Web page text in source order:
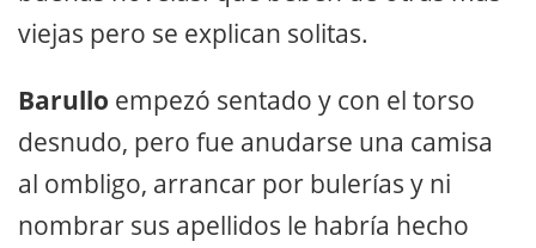
viejas pero se explican solitas.
Barullo empezó sentado y con el torso
desnudo, pero fue anudarse una camisa
al ombligo, arrancar por bulerías y ni
nombrar sus apellidos le habría hecho